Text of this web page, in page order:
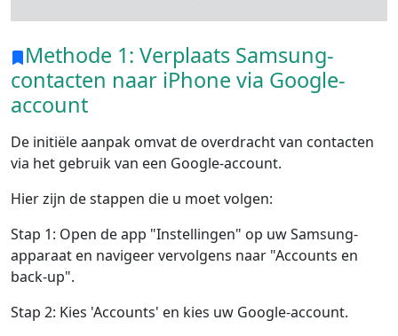
Methode 1: Verplaats Samsung-
contacten naar iPhone via Google-
account
De initiële aanpak omvat de overdracht van contacten
via het gebruik van een Google-account.
Hier zijn de stappen die u moet volgen:
Stap 1: Open de app "Instellingen" op uw Samsung-
apparaat en navigeer vervolgens naar "Accounts en
back-up".
Stap 2: Kies 'Accounts' en kies uw Google-account.